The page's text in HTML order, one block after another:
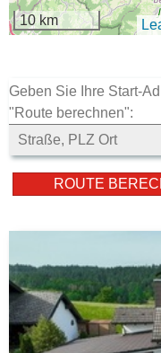
10 km
Geben Sie Ihre Start-
"Route berechnen":